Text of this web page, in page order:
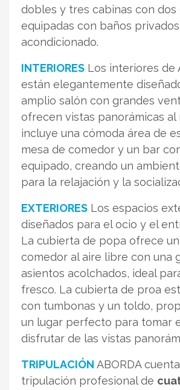
dobles y tres cabinas con dos
equipadas con baños
acondicionado.
INTERIORES Los interiores de
están elegantemente
amplio salón con grandes
ofrecen vistas panorámicas al
incluye una cómoda área de
mesa de comedor y un bar
equipado, creando un
para la relajación y la
EXTERIORES Los espacios
diseñados para el ocio y el
La cubierta de popa ofrece
comedor al aire libre con una
asientos acolchados, ideal
fresco. La cubierta de proa
con tumbonas y un toldo,
un lugar perfecto para tomar
disfrutar de las vistas
TRIPULACIÓN ABORDA
tripulación profesional de